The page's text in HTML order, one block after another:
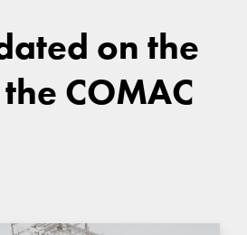
on the
COMAC